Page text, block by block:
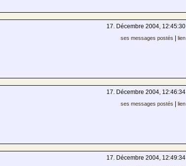
17. Décembre 2004, 12:45:30
ses messages postés lien
17. Décembre 2004, 12:46:34
ses messages postés lien
17. Décembre 2004, 12:49:34